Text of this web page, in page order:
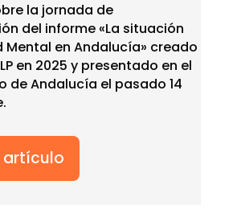
la jornada de
del informe «La situación
Mental en Andalucía» creado
en 2025 y presentado en el
de Andalucía el pasado 14
artículo